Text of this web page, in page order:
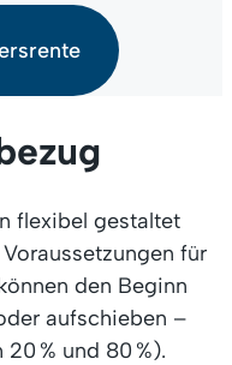
flexibel gestaltet
für
den Beginn
aufschieben –
% und 80 %).